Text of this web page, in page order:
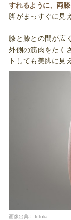
すれるように、両
脚がまっすぐに見
膝と膝との間が広
外側の筋肉をたく
トしても美脚に見
画像出典： fotolia